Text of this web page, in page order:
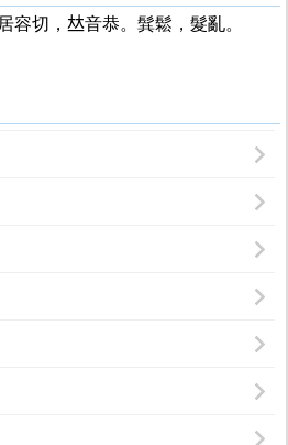
居容切，𠀤音恭。髸鬆，髮亂。